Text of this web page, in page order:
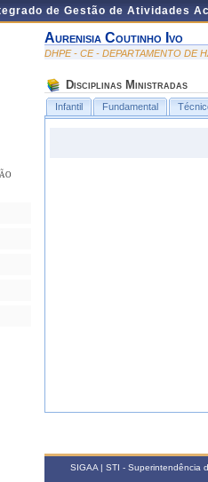
de Gestão de Atividades
Aurenisia Coutinho Ivo
DHPE - CE - DEPARTAMENTO DE
Disciplinas Ministradas
Infantil Fundamental
SIGAA | STI - Superintendência